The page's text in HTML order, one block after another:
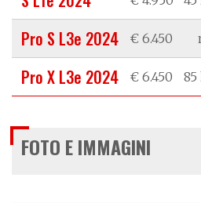
Pro S L3e 2024 € 6.450
Pro X L3e 2024 € 6.450
FOTO E IMMAGINI